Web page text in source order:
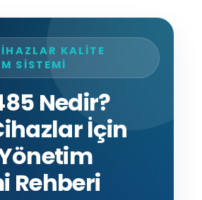
KALITE
SISTEMI
Nedir?
İçin
Rehberi